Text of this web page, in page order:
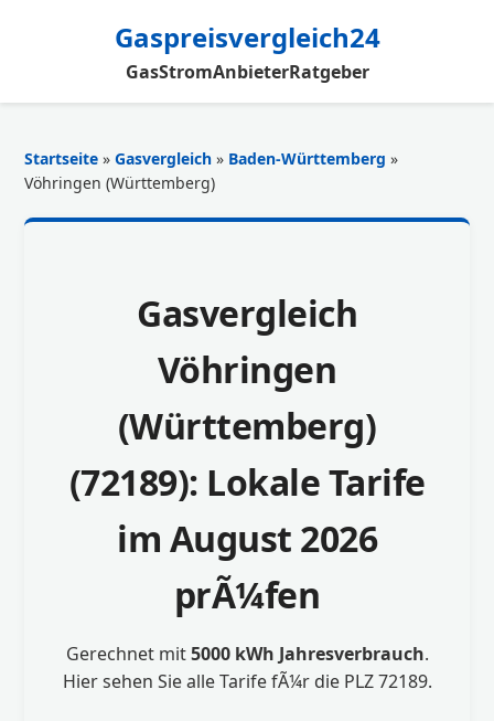
Gaspreisvergleich24
GasStromAnbieterRatgeber
Startseite »Gasvergleich » Baden-Württemberg »
Vöhringen (Württemberg)
Gasvergleich
Vöhringen
(Württemberg)
(72189): Lokale Tarife
im August 2026
prÃ¼fen
Gerechnet mit5000 kWh Jahresverbrauch.
Hier sehen Sie alle Tarife fÃ¼r die PLZ 72189.